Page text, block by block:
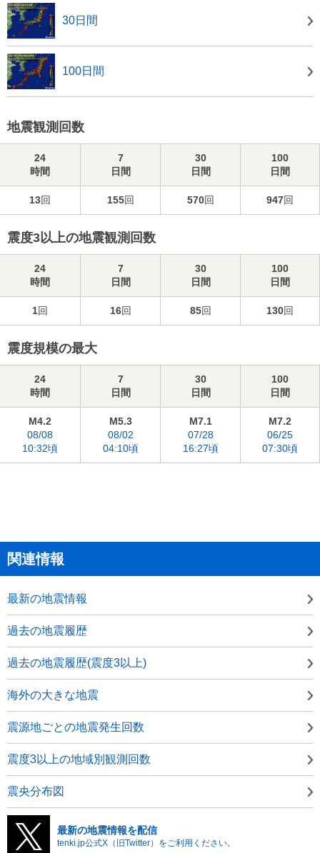
30日間
100日間
地震観測回数
24
時間
7
日間
30
日間
100
日間
13回 155回 570回 947回
震度3以上の地震観測回数
24
時間
7
日間
30
日間
100
日間
1回 16回 85回 130回
震度規模の最大
24
時間
7
日間
30
日間
100
日間
M4.2
08/08
10:32頃
M5.3
08/02
04:10頃
M7.1
07/28
16:27頃
M7.2
06/25
07:30頃
関連情報
最新の地震情報
過去の地震履歴
過去の地震履歴(震度3以上)
海外の大きな地震
震源地ごとの地震発生回数
震度3以上の地域別観測回数
震央分布図
最新の地震情報を配信
tenki.jp公式X（旧Twitter）をご利用ください。